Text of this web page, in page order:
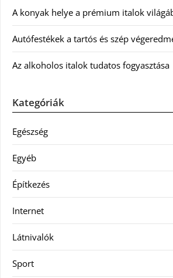
A konyak helye a prémium italok
Autófestékek a tartós és szép
Az alkoholos italok tudatos fogyasztása
Kategóriák
Egészség
Egyéb
Építkezés
Internet
Látnivalók
Sport